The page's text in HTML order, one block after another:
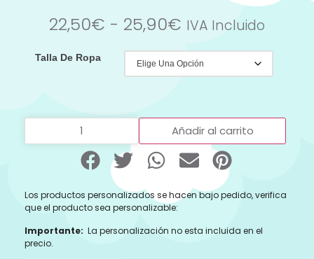
22,50€ - 25,90€ IVA Incluido
Talla De Ropa
Añadir al carrito
Los productos personalizados se hacen bajo pedido, verifica
que el producto sea personalizable:
Importante: La personalización no esta incluida en el
precio.